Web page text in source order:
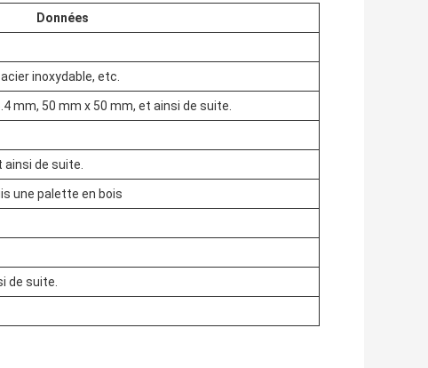
Données
inoxydable, etc.
mm, 50 mm x 50 mm, et ainsi de suite.
ainsi de suite.
une palette en bois
de suite.